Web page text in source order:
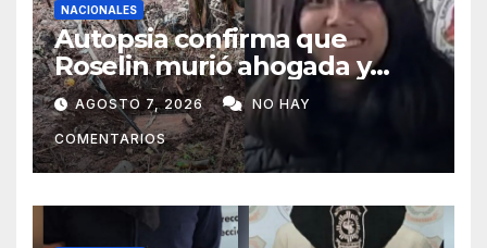
NACIONALES
Autopsia confirma que
Roselin murió ahogada y
luego sufrió una violenta
mutilación
AGOSTO 7, 2026 NO HAY
COMENTARIOS